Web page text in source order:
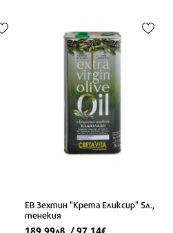
ЕВ Зехтин "Крета Еликсир" 5л.,
тенекия
189,99 / 97,14